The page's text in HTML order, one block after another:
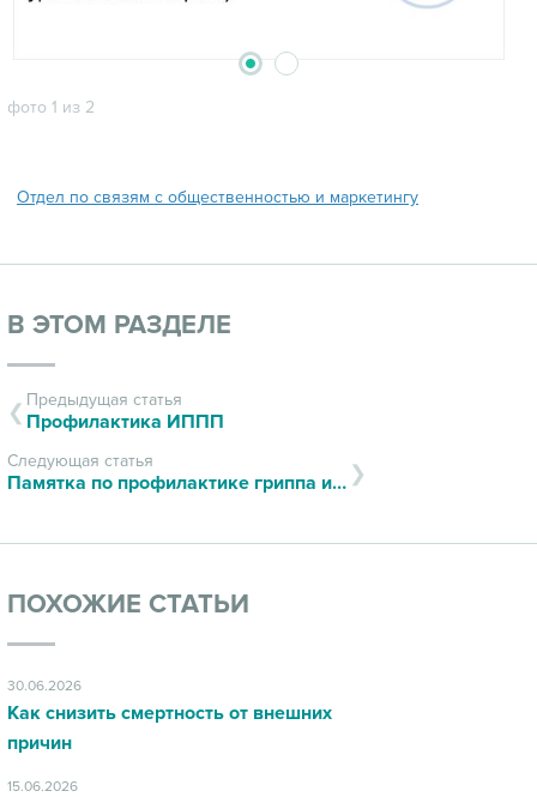
фото 1 из 2
Отдел по связям с общественностью и маркетингу
В ЭТОМ РАЗДЕЛЕ
Предыдущая статья
Профилактика ИППП
Следующая статья
Памятка по профилактике гриппа и других ОРВИ
ПОХОЖИЕ СТАТЬИ
30.06.2026
Как снизить смертность от внешних
причин
15.06.2026